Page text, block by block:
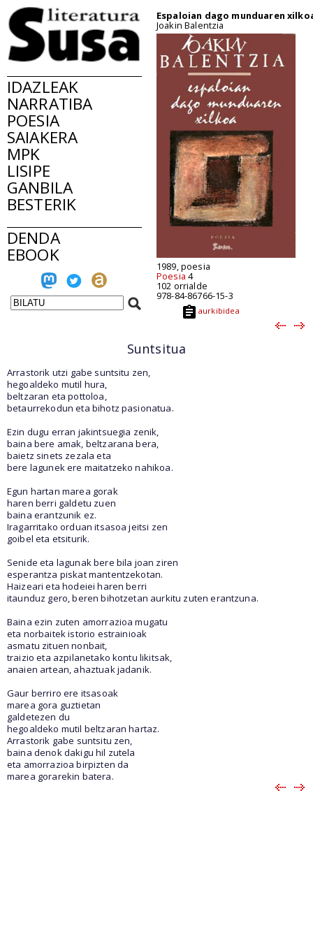
IDAZLEAK
NARRATIBA
POESIA
SAIAKERA
MPK
LISIPE
GANBILA
BESTERIK
DENDA
EBOOK
Espaloian dago munduaren
Joakin Balentzia
1989, poesia
Poesia 4
102 orrialde
978-84-86766-15-3
aurkibidea
Suntsitua
Arrastorik utzi gabe suntsitu zen,
hegoaldeko mutil hura,
beltzaran eta pottoloa,
betaurrekodun eta bihotz pasionatua.
Ezin dugu erran jakintsuegia zenik,
baina bere amak, beltzarana bera,
baietz sinets zezala eta
bere lagunek ere maitatzeko nahikoa.
Egun hartan marea gorak
haren berri galdetu zuen
baina erantzunik ez.
Iragarritako orduan itsasoa jeitsi zen
goibel eta etsiturik.
Senide eta lagunak bere bila joan ziren
esperantza piskat mantentzekotan.
Haizeari eta hodeiei haren berri
itaunduz gero, beren bihotzetan aurkitu zuten erantzuna.
Baina ezin zuten amorrazioa mugatu
eta norbaitek istorio estrainioak
asmatu zituen nonbait,
traizio eta azpilanetako kontu likitsak,
anaien artean, ahaztuak jadanik.
Gaur berriro ere itsasoak
marea gora guztietan
galdetezen du
hegoaldeko mutil beltzaran hartaz.
Arrastorik gabe suntsitu zen,
baina denok dakigu hil zutela
eta amorrazioa birpizten da
marea gorarekin batera.